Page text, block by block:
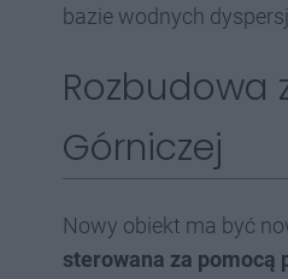
bazie wodnych
Rozbudowa
Górniczej
Nowy obiekt ma być
sterowana za pomocą